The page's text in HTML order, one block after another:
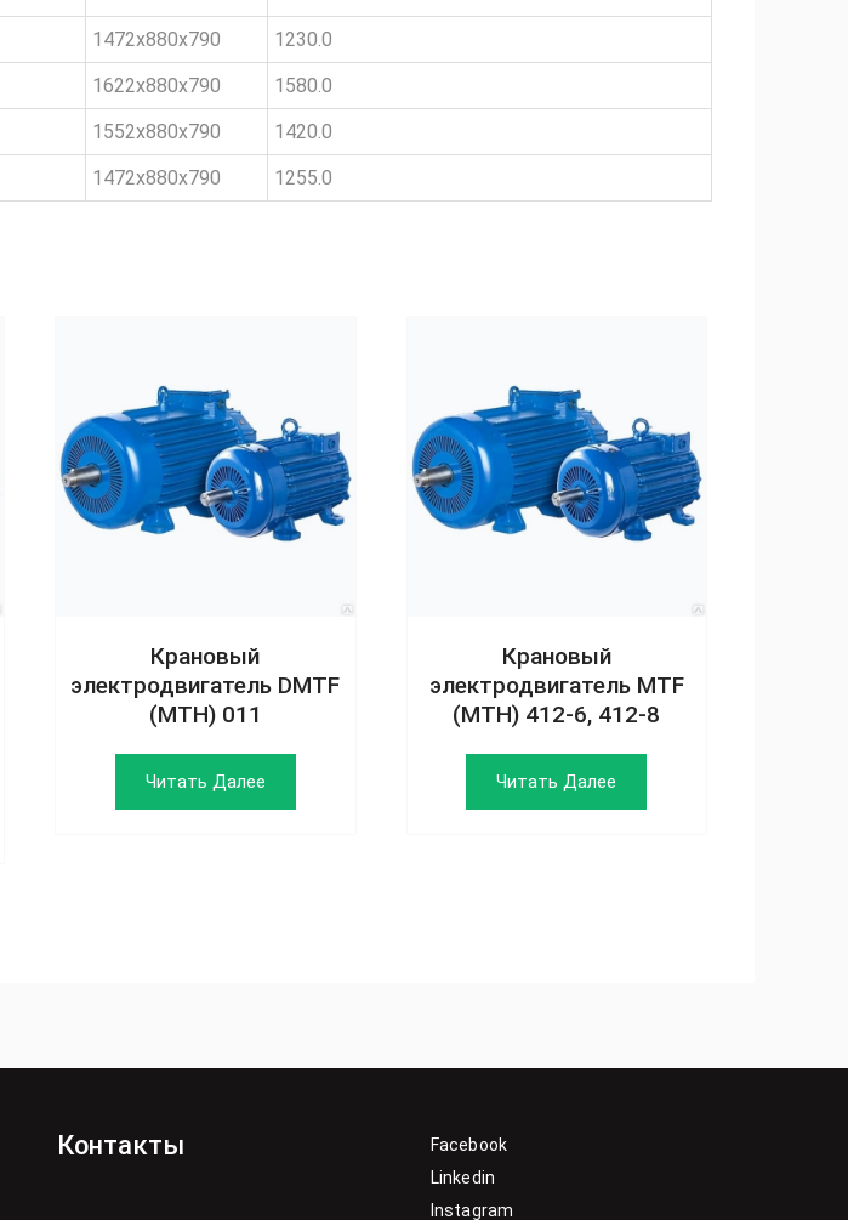
1472x880x790
1230.0
1622x880x790
1580.0
1552x880x790
1420.0
1472x880x790 1255.0
Крановый
электродвигатель DMTF
(MTH) 011
Читать Далее
Крановый
электродвигатель MTF
(MTH) 412-6, 412-8
Читать Далее
Контакты
Facebook
Linkedin
Instagram